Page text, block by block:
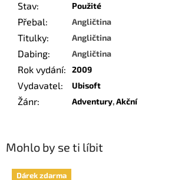
Mohlo by se ti líbit
Dárek zdarma
Stav: Použité
Přebal: Angličtina
Titulky: Angličtina
Dabing: Angličtina
Rok vydání: 2009
Vydavatel: Ubisoft
Žánr: Adventury,Akční